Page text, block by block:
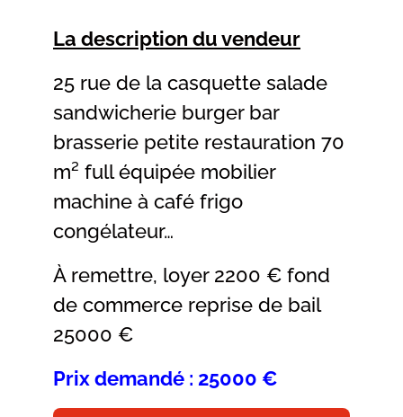
La description du vendeur
25 rue de la casquette salade
sandwicherie burger bar
brasserie petite restauration 70
m² full équipée mobilier
machine à café frigo
congélateur…
À remettre, loyer 2200 € fond
de commerce reprise de bail
25000 €
Prix demandé : 25000 €